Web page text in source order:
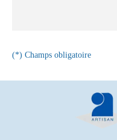
(*) Champs obligatoire